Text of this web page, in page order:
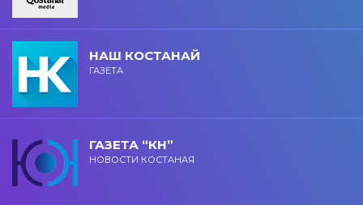
НАШ КОСТАНАЙ
ГАЗЕТА
ГАЗЕТА “КН”
НОВОСТИ КОСТАНАЯ